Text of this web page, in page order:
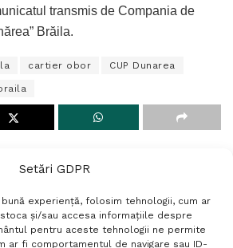
Setări GDPR
experiență, folosim tehnologii, cum ar
și/sau accesa informațiile despre
pentru aceste tehnologii ne permite
ar fi comportamentul de navigare sau ID-
transmis de Compania de
Brăila.
cartier obor CUP Dunarea